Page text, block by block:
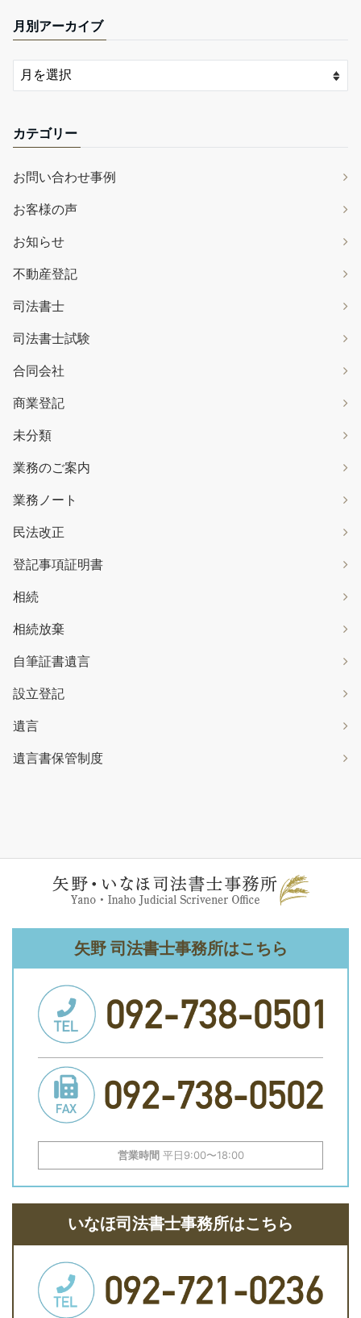
月別アーカイブ
カテゴリー
お問い合わせ事例
お客様の声
お知らせ
不動産登記
司法書士
司法書士試験
合同会社
商業登記
未分類
業務のご案内
業務ノート
民法改正
登記事項証明書
相続
相続放棄
自筆証書遺言
設立登記
遺言
遺言書保管制度
矢野 司法書士事務所はこちら
営業時間 平日9:00〜18:00
いなほ司法書士事務所はこちら